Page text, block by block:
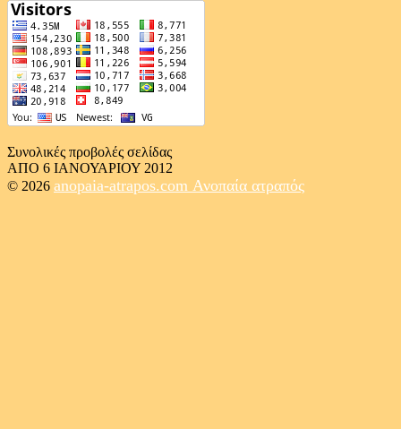
Συνολικές προβολές σελίδας
ΑΠΟ 6 ΙΑΝΟΥΑΡΙΟΥ 2012
© 2026 anopaia-atrapos.com Ανοπαία ατραπός